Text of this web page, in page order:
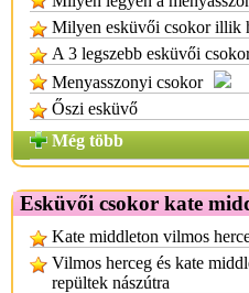
Milyen esküvői csokor illik
A 3 legszebb esküvői
Menyasszonyi csokor
Őszi esküvő
Még több
Esküvői csokor kate
Kate middleton vilmos
Vilmos herceg és kate
repültek nászútra